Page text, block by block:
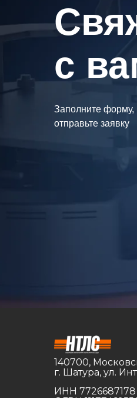
с
Заполните форму,
отправьте заявку
ИНН 7726687178
140700,
г. Шатура, ул.